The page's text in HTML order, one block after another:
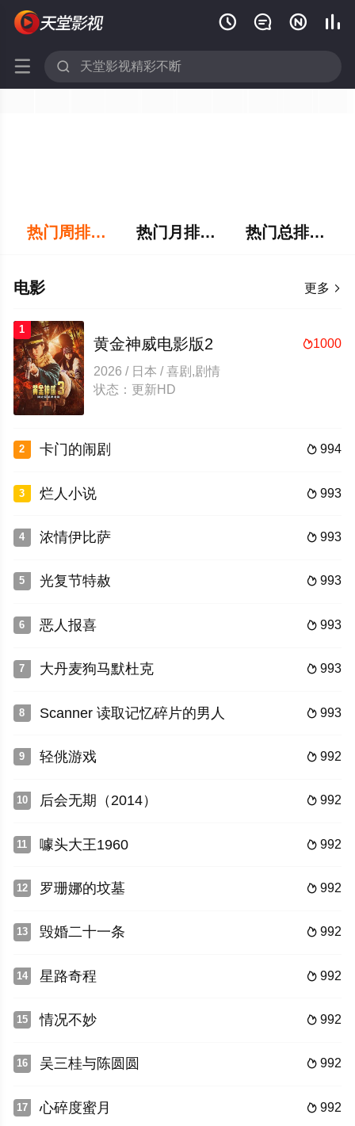
   
 
热门周排行榜 热门月排行榜 热门总排行榜
更多 
电影
1
1000
黄金神威电影版2
2026 / 日本 / 喜剧,剧情
状态：更新HD
2  994
卡门的闹剧
3  993
烂人小说
4  993
浓情伊比萨
5  993
光复节特赦
6  993
恶人报喜
7  993
大丹麦狗马默杜克
8  993
Scanner 读取记忆碎片的男人
9  992
轻佻游戏
10  992
后会无期（2014）
11  992
噱头大王1960
12  992
罗珊娜的坟墓
13  992
毁婚二十一条
14  992
星路奇程
15  992
情况不妙
16  992
吴三桂与陈圆圆
17  992
心碎度蜜月